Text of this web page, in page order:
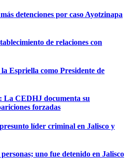
detenciones por caso Ayotzinapa
de relaciones con
Espriella como Presidente de
La CEDHJ documenta su
forzadas
líder criminal en Jalisco y
uno fue detenido en Jalisco